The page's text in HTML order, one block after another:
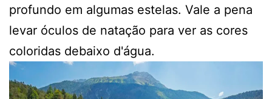
profundo em algumas estelas. Vale a pena
levar óculos de natação para ver as cores
coloridas debaixo d'água.